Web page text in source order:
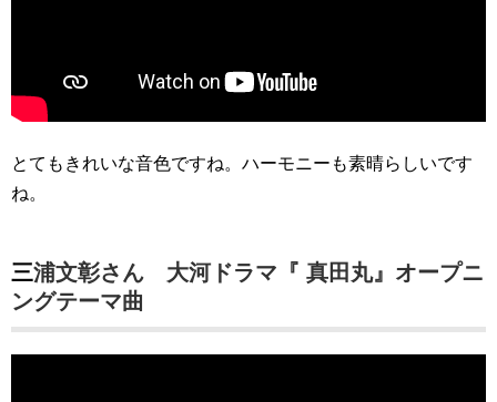
とてもきれいな音色ですね。ハーモニーも素晴らしいです
ね。
三浦文彰さん 大河ドラマ『 真田丸』オープニ
ングテーマ曲